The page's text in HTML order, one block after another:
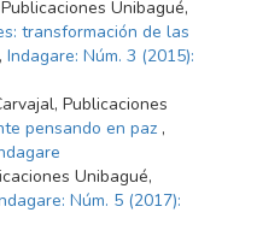
Unibagué,
transformación de las
, Indagare: Núm. 3 (2015):
Publicaciones
pensando en paz ,
Unibagué,
Núm. 5 (2017):